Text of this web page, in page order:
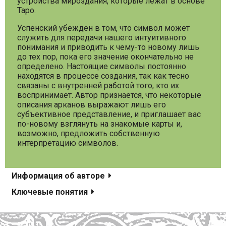
Таро.
Успенский убежден в том, что символ может
служить для передачи нашего интуитивного
понимания и приводить к чему-то новому лишь
до тех пор, пока его значение окончательно не
определено. Настоящие символы постоянно
находятся в процессе создания, так как тесно
связаны с внутренней работой того, кто их
воспринимает. Автор признается, что некоторые
описания арканов выражают лишь его
субъективное представление, и приглашает вас
по-новому взглянуть на знакомые карты и,
возможно, предложить собственную
интерпретацию символов.
Информация об авторе
Ключевые понятия